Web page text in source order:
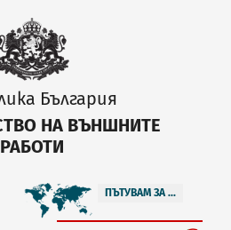
България
НА ВЪНШНИТЕ
РАБОТИ
ПЪТУВАМ ЗА ...